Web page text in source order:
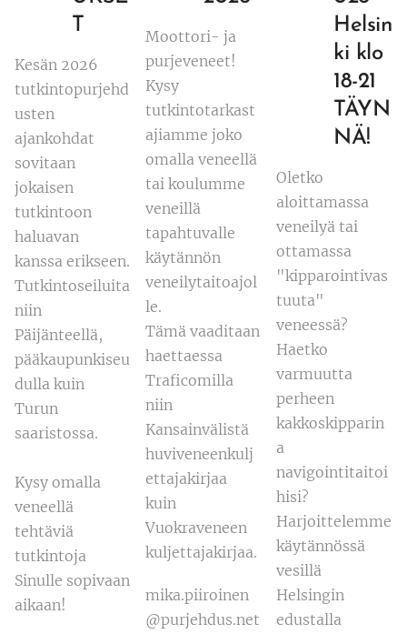
T
Kesän 2026
tutkintopurjehd
usten
ajankohdat
sovitaan
jokaisen
tutkintoon
haluavan
kanssa erikseen.
Tutkintoseiluita
niin
Päijänteellä,
pääkaupunkiseu
dulla kuin
Turun
saaristossa.
Kysy omalla
veneellä
tehtäviä
tutkintoja
Sinulle sopivaan
aikaan!
Moottori- ja
purjeveneet!
Kysy
tutkintotarkast
ajiamme joko
omalla veneellä
tai koulumme
veneillä
tapahtuvalle
käytännön
veneilytaitoajol
le.
Tämä vaaditaan
haettaessa
Traficomilla
niin
Kansainvälistä
huviveneenkulj
ettajakirjaa
kuin
Vuokraveneen
kuljettajakirjaa.
mika.piiroinen
@purjehdus.net
Helsin
ki klo
18-21
TÄYN
NÄ!
Oletko
aloittamassa
veneilyä tai
ottamassa
"kipparointivas
tuuta"
veneessä?
Haetko
varmuutta
perheen
kakkoskipparin
a
navigointitaitoi
hisi?
Harjoittelemme
käytännössä
vesillä
Helsingin
edustalla